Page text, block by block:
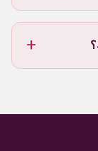
+